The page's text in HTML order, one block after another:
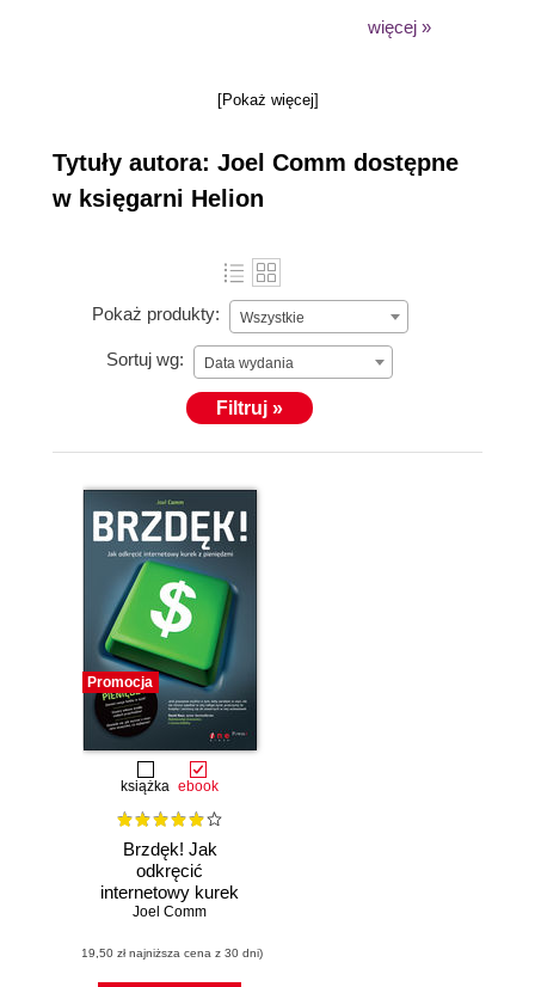
najgłośniejszej aplikacji na iPhone’a). Od 1995 roku
więcej »
[Pokaż więcej]
Tytuły autora: Joel Comm dostępne
w księgarni Helion
Pokaż produkty: Wszystkie
Sortuj wg: Data wydania
Filtruj »
Promocja
książka ebook
Brzdęk! Jak
odkręcić
internetowy kurek
z pieniędzmi
Joel Comm
(19,50 zł najniższa cena z 30 dni)